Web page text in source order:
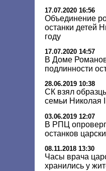
17.07.2020 16:56
Объединение
останки детей
году
17.07.2020 14:57
В Доме
подлинности
28.06.2019 10:38
СК взял
семьи Николая
03.06.2019 12:07
В РПЦ
останков
08.11.2018 13:30
Часы врача
хранились у